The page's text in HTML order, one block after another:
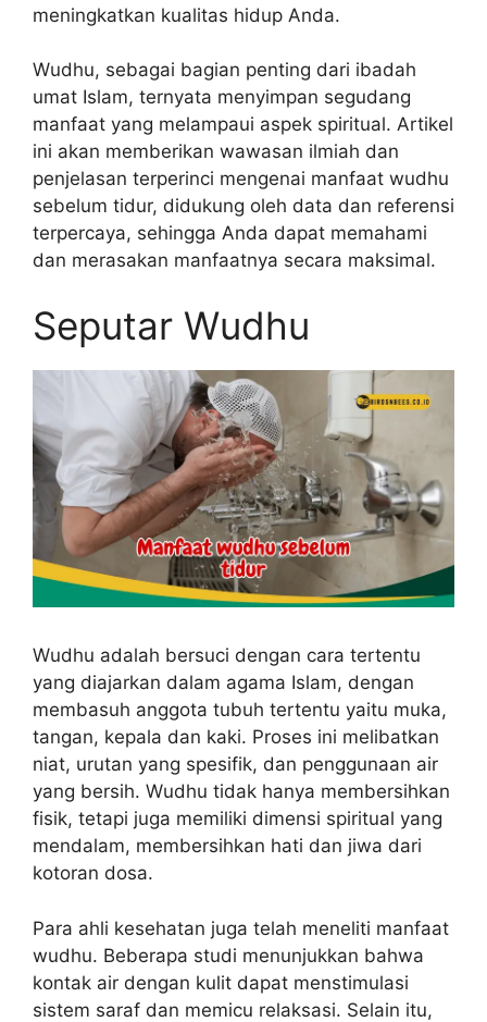
meningkatkan kualitas hidup Anda.
Wudhu, sebagai bagian penting dari ibadah
umat Islam, ternyata menyimpan segudang
manfaat yang melampaui aspek spiritual. Artikel
ini akan memberikan wawasan ilmiah dan
penjelasan terperinci mengenai manfaat wudhu
sebelum tidur, didukung oleh data dan referensi
terpercaya, sehingga Anda dapat memahami
dan merasakan manfaatnya secara maksimal.
Seputar Wudhu
Wudhu adalah bersuci dengan cara tertentu
yang diajarkan dalam agama Islam, dengan
membasuh anggota tubuh tertentu yaitu muka,
tangan, kepala dan kaki. Proses ini melibatkan
niat, urutan yang spesifik, dan penggunaan air
yang bersih. Wudhu tidak hanya membersihkan
fisik, tetapi juga memiliki dimensi spiritual yang
mendalam, membersihkan hati dan jiwa dari
kotoran dosa.
Para ahli kesehatan juga telah meneliti manfaat
wudhu. Beberapa studi menunjukkan bahwa
kontak air dengan kulit dapat menstimulasi
sistem saraf dan memicu relaksasi. Selain itu,